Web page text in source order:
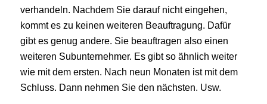
verhandeln. Nachdem Sie darauf nicht eingehen,
kommt es zu keinen weiteren Beauftragung. Dafür
gibt es genug andere. Sie beauftragen also einen
weiteren Subunternehmer. Es gibt so ähnlich weiter
wie mit dem ersten. Nach neun Monaten ist mit dem
Schluss. Dann nehmen Sie den nächsten. Usw.